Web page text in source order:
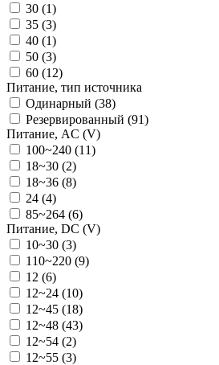
30 (1)
35 (3)
40 (1)
50 (3)
60 (12)
Питание, тип источника
Одинарный (38)
Резервированный (91)
Питание, AC (V)
100~240 (11)
18~30 (2)
18~36 (8)
24 (4)
85~264 (6)
Питание, DC (V)
10~30 (3)
110~220 (9)
12 (6)
12~24 (10)
12~45 (18)
12~48 (43)
12~54 (2)
12~55 (3)